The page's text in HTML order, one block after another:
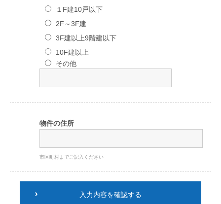
１F建10戸以下
2F～3F建
3F建以上9階建以下
10F建以上
その他
物件の住所
市区町村までご記入ください
入力内容を確認する